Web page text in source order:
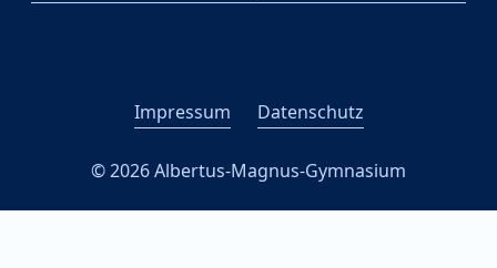
Impressum Datenschutz
© 2026 Albertus-Magnus-Gymnasium